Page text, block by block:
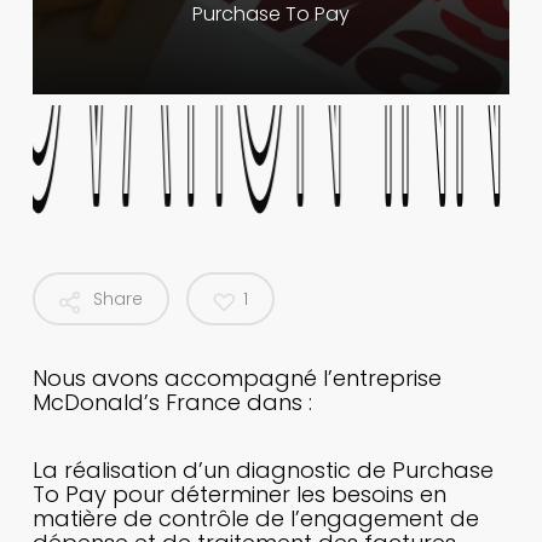
Purchase To Pay
Share 1
Nous avons accompagné l’entreprise
McDonald’s France dans :
La réalisation d’un diagnostic de Purchase
To Pay pour déterminer les besoins en
matière de contrôle de l’engagement de